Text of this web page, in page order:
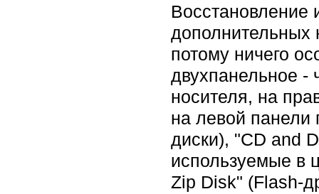
Восстановление
дополнительных
потому ничего
двухпанельное -
носителя, на
на левой панели
диски), "CD and
используемые в
Zip Disk" (Flash-